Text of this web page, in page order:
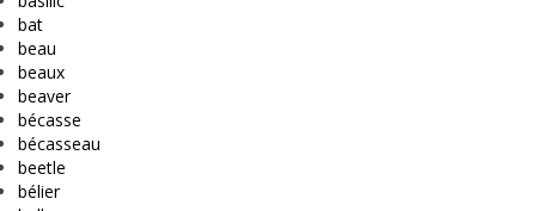
bat
beau
beaux
beaver
bécasse
bécasseau
beetle
bélier